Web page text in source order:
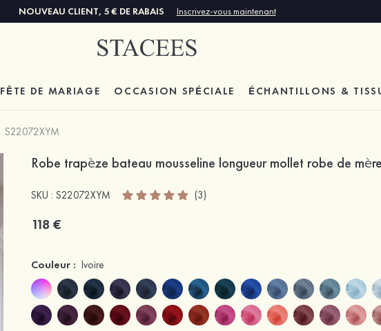
NOUVEAU CLIENT, 5 € DE RABAIS Inscrivez-vous maintenant
FÊTE DE MARIAGE OCCASION SPÉCIALE ÉCHANTILLONS &
S22072XYM
Robe trapèze bateau mousseline longueur mollet robe de
SKU : S22072XYM (3)
118 €
Couleur : Ivoire